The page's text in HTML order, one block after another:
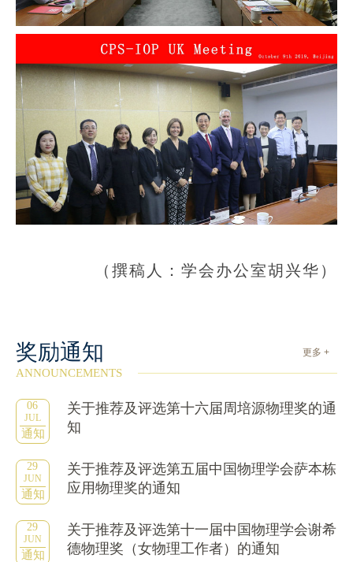
（撰稿人：学会办公室胡兴华）
奖励通知 更多 +
ANNOUNCEMENTS
06
JUL
通知
关于推荐及评选第十六届周培源物理奖的通
知
29
JUN
通知
关于推荐及评选第五届中国物理学会萨本栋
应用物理奖的通知
29
JUN
通知
关于推荐及评选第十一届中国物理学会谢希
德物理奖（女物理工作者）的通知